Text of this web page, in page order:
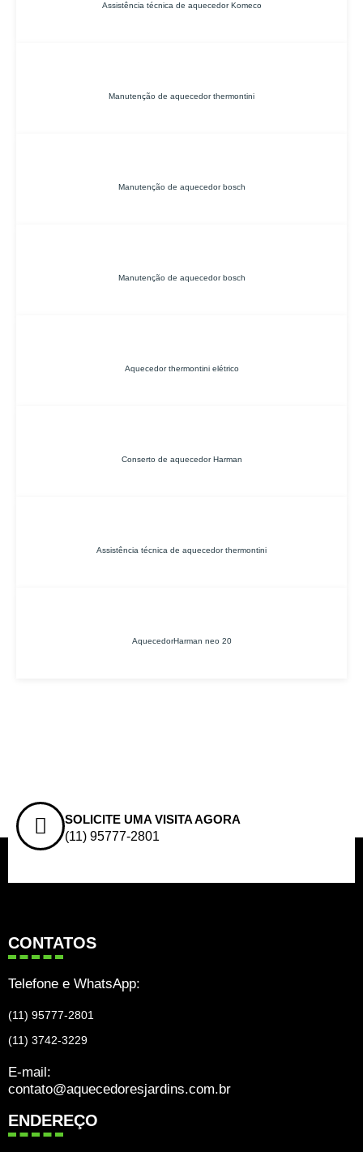
Assistência técnica de aquecedor Komeco
Manutenção de aquecedor thermontini
Manutenção de aquecedor bosch
Manutenção de aquecedor bosch
Aquecedor thermontini elétrico
Conserto de aquecedor Harman
Assistência técnica de aquecedor thermontini
AquecedorHarman neo 20
SOLICITE UMA VISITA AGORA
(11) 95777-2801
CONTATOS
Telefone e WhatsApp:
(11) 95777-2801
(11) 3742-3229
E-mail:
contato@aquecedoresjardins.com.br
ENDEREÇO